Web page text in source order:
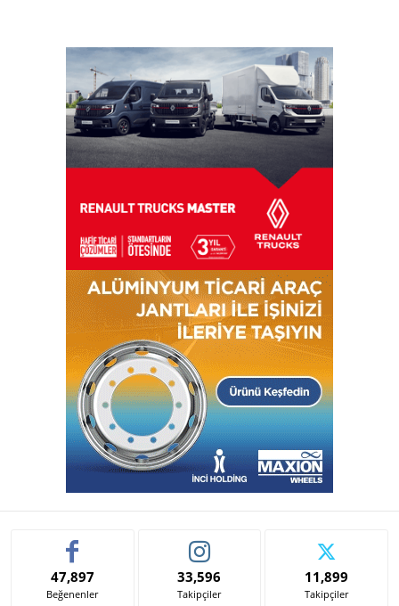
47,897
Beğenenler
33,596
Takipçiler
11,899
Takipçiler